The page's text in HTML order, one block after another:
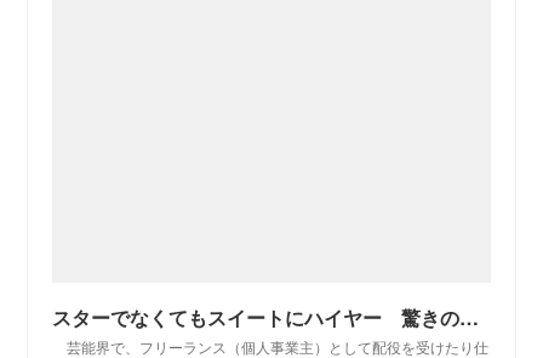
スターでなくてもスイートにハイヤー 驚きの働き方改革：朝日新聞デジタル
芸能界で、フリーランス（個人事業主）として配役を受けたり仕